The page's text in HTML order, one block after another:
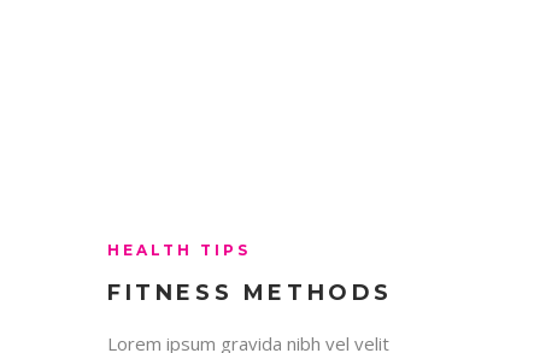
HEALTH TIPS
FITNESS METHODS
Lorem ipsum gravida nibh vel velit